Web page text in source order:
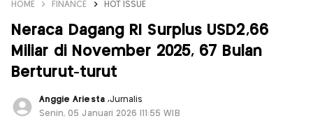
HOME FINANCE HOT ISSUE
Neraca Dagang RI Surplus USD2,66
Miliar di November 2025, 67 Bulan
Berturut-turut
Anggie Ariesta ,Jurnalis
Senin, 05 Januari 2026 |11:55 WIB